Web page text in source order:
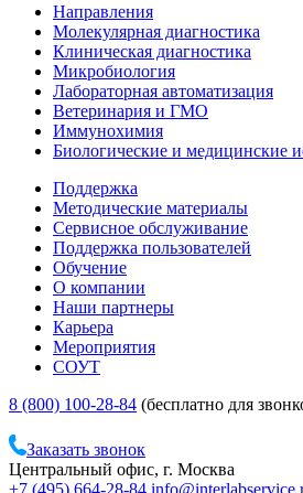
Направления
Молекулярная диагностика
Клиническая диагностика
Микробиология
Лабораторная автоматизация
Ветеринария и ГМО
Иммунохимия
Биологические и медицинские
Поддержка
Методические материалы
Сервисное обслуживание
Поддержка пользователей
Обучение
О компании
Наши партнеры
Карьера
Мероприятия
СОУТ
8 (800) 100-28-84 (бесплатно для
Заказать звонок
Центральный офис, г. Москва
+7 (495) 664-28-84